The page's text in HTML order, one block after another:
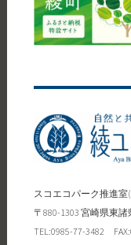
スコエコパーク推進
〒880-1303 宮崎県東
TEL:0985-77-3482